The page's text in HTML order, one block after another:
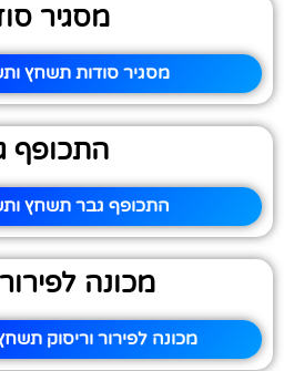
מסגיר
מסגיר סודות תשחץ
התכופף
התכופף גבר תשחץ
מכונה
מכונה לפירור וריסוק